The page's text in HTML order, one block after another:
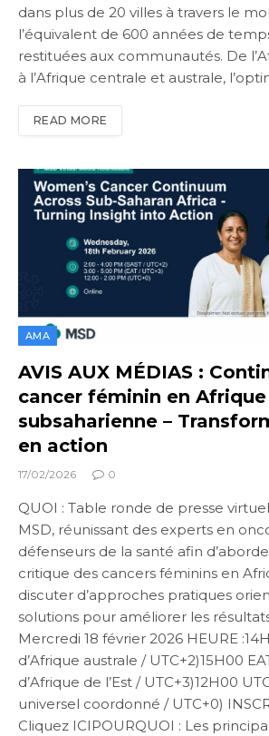
dans plus de 20 villes à travers le
l’équivalent de 600 années de
restituées aux communautés. De
à l’Afrique centrale et australe,
READ MORE
AMA
AVIS AUX MÉDIAS :
cancer féminin en Afrique
subsaharienne –
en action
17/02/2026 0
QUOI : Table ronde de presse
MSD, réunissant des experts en
défenseurs de la santé afin
critique des cancers féminins en
discuter d’approches pratiques
solutions pour améliorer les
Mercredi 18 février 2026 HEURE
d’Afrique australe / UTC+2)15H00
d’Afrique de l’Est / UTC+3)12H00
universel coordonné / UTC+0)
Cliquez ICIPOURQUOI : Les